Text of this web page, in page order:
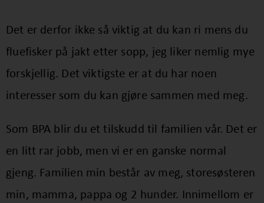
Det er derfor ikke så viktig at du kan ri mens du
fluefisker på jakt etter sopp, jeg liker nemlig mye
forskjellig. Det viktigste er at du har noen
interesser som du kan gjøre sammen med meg.
Som BPA blir du et tilskudd til familien vår. Det er
en litt rar jobb, men vi er en ganske normal
gjeng. Familien min består av meg, storesøsteren
min, mamma, pappa og 2 hunder. Innimellom er